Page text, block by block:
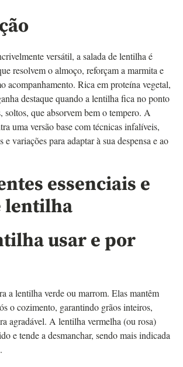
versátil, a salada de lentilha é
resolvem o almoço, reforçam a marmita e
acompanhamento. Rica em proteína vegetal,
destaque quando a lentilha fica no ponto
soltos, que absorvem bem o tempero. A
uma versão base com técnicas infalíveis,
e variações para adaptar à sua despensa e ao
essenciais e
lentilha
usar e por
a lentilha verde ou marrom. Elas mantêm
o cozimento, garantindo grãos inteiros,
agradável. A lentilha vermelha (ou rosa)
e tende a desmanchar, sendo mais indicada